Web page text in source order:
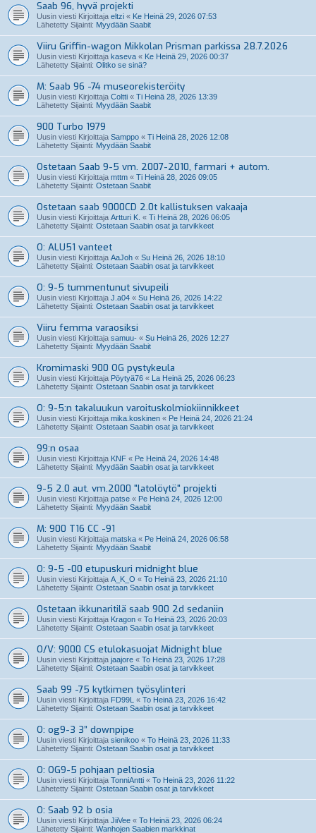
Saab 96, hyvä projekti
Uusin viesti Kirjoittaja eltzi « Ke Heinä 29, 2026 07:53
Lähetetty Sijainti: Myydään Saabit
Viiru Griffin-wagon Mikkolan Prisman parkissa 28.7.2026
Uusin viesti Kirjoittaja kaseva « Ke Heinä 29, 2026 00:37
Lähetetty Sijainti: Olitko se sinä?
M: Saab 96 -74 museorekisteröity
Uusin viesti Kirjoittaja Coltti « Ti Heinä 28, 2026 13:39
Lähetetty Sijainti: Myydään Saabit
900 Turbo 1979
Uusin viesti Kirjoittaja Samppo « Ti Heinä 28, 2026 12:08
Lähetetty Sijainti: Myydään Saabit
Ostetaan Saab 9-5 vm. 2007-2010, farmari + autom.
Uusin viesti Kirjoittaja mttm « Ti Heinä 28, 2026 09:05
Lähetetty Sijainti: Ostetaan Saabit
Ostetaan saab 9000CD 2.0t kallistuksen vakaaja
Uusin viesti Kirjoittaja Artturi K. « Ti Heinä 28, 2026 06:05
Lähetetty Sijainti: Ostetaan Saabin osat ja tarvikkeet
O: ALU51 vanteet
Uusin viesti Kirjoittaja AaJoh « Su Heinä 26, 2026 18:10
Lähetetty Sijainti: Ostetaan Saabin osat ja tarvikkeet
O: 9-5 tummentunut sivupeili
Uusin viesti Kirjoittaja J.a04 « Su Heinä 26, 2026 14:22
Lähetetty Sijainti: Ostetaan Saabin osat ja tarvikkeet
Viiru femma varaosiksi
Uusin viesti Kirjoittaja samuu- « Su Heinä 26, 2026 12:27
Lähetetty Sijainti: Myydään Saabit
Kromimaski 900 OG pystykeula
Uusin viesti Kirjoittaja Pöytyä76 « La Heinä 25, 2026 06:23
Lähetetty Sijainti: Ostetaan Saabin osat ja tarvikkeet
O: 9-5:n takaluukun varoituskolmiokiinnikkeet
Uusin viesti Kirjoittaja mika.koskinen « Pe Heinä 24, 2026 21:24
Lähetetty Sijainti: Ostetaan Saabin osat ja tarvikkeet
99:n osaa
Uusin viesti Kirjoittaja KNF « Pe Heinä 24, 2026 14:48
Lähetetty Sijainti: Myydään Saabin osat ja tarvikkeet
9-5 2.0 aut. vm.2000 "latolöytö" projekti
Uusin viesti Kirjoittaja patse « Pe Heinä 24, 2026 12:00
Lähetetty Sijainti: Myydään Saabit
M: 900 T16 CC -91
Uusin viesti Kirjoittaja matska « Pe Heinä 24, 2026 06:58
Lähetetty Sijainti: Myydään Saabit
O: 9-5 -00 etupuskuri midnight blue
Uusin viesti Kirjoittaja A_K_O « To Heinä 23, 2026 21:10
Lähetetty Sijainti: Ostetaan Saabin osat ja tarvikkeet
Ostetaan ikkunaritilä saab 900 2d sedaniin
Uusin viesti Kirjoittaja Kragon « To Heinä 23, 2026 20:03
Lähetetty Sijainti: Ostetaan Saabin osat ja tarvikkeet
O/V: 9000 CS etulokasuojat Midnight blue
Uusin viesti Kirjoittaja jaajore « To Heinä 23, 2026 17:28
Lähetetty Sijainti: Ostetaan Saabin osat ja tarvikkeet
Saab 99 -75 kytkimen työsylinteri
Uusin viesti Kirjoittaja FD99L « To Heinä 23, 2026 16:42
Lähetetty Sijainti: Ostetaan Saabin osat ja tarvikkeet
O: og9-3 3” downpipe
Uusin viesti Kirjoittaja sienikoo « To Heinä 23, 2026 11:33
Lähetetty Sijainti: Ostetaan Saabin osat ja tarvikkeet
O: OG9-5 pohjaan peltiosia
Uusin viesti Kirjoittaja TonniAntti « To Heinä 23, 2026 11:22
Lähetetty Sijainti: Ostetaan Saabin osat ja tarvikkeet
O: Saab 92 b osia
Uusin viesti Kirjoittaja JiiVee « To Heinä 23, 2026 06:24
Lähetetty Sijainti: Wanhojen Saabien markkinat